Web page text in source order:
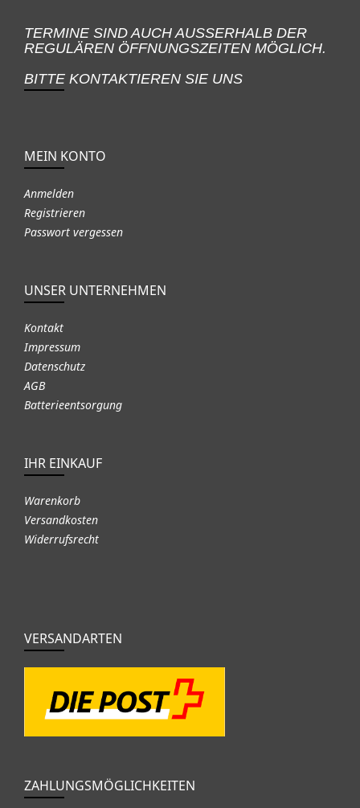
TERMINE SIND AUCH AUSSERHALB DER
REGULÄREN ÖFFNUNGSZEITEN MÖGLICH.
BITTE KONTAKTIEREN SIE UNS
MEIN KONTO
Anmelden
Registrieren
Passwort vergessen
UNSER UNTERNEHMEN
Kontakt
Impressum
Datenschutz
AGB
Batterieentsorgung
IHR EINKAUF
Warenkorb
Versandkosten
Widerrufsrecht
VERSANDARTEN
ZAHLUNGSMÖGLICHKEITEN